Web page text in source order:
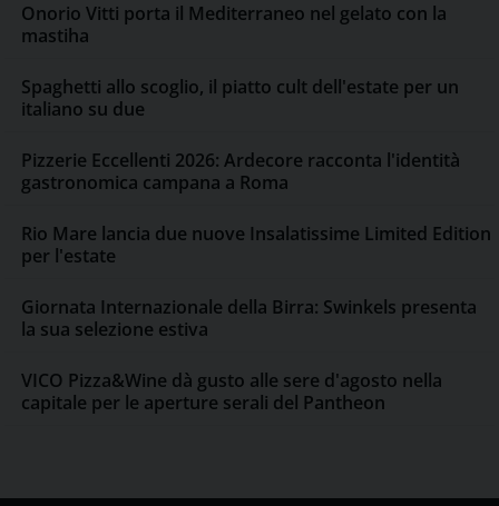
Onorio Vitti porta il Mediterraneo nel gelato con la
mastiha
Spaghetti allo scoglio, il piatto cult dell'estate per un
italiano su due
Pizzerie Eccellenti 2026: Ardecore racconta l'identità
gastronomica campana a Roma
Rio Mare lancia due nuove Insalatissime Limited Edition
per l'estate
Giornata Internazionale della Birra: Swinkels presenta
la sua selezione estiva
VICO Pizza&Wine dà gusto alle sere d'agosto nella
capitale per le aperture serali del Pantheon